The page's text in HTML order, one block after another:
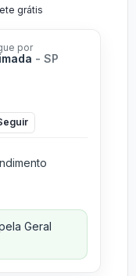
grátis
por
- SP
Geral